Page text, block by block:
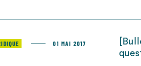
01 MAI 2017